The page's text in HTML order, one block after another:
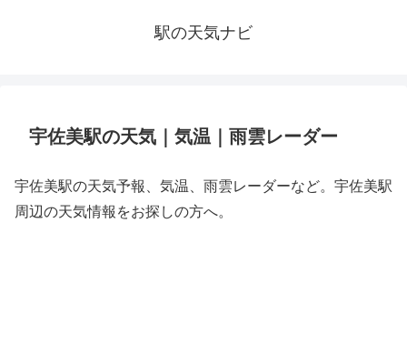
駅の天気ナビ
宇佐美駅の天気｜気温｜雨雲レーダー
宇佐美駅の天気予報、気温、雨雲レーダーなど。宇佐美駅
周辺の天気情報をお探しの方へ。